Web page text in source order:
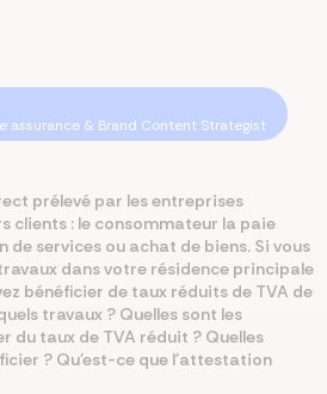
assurance & Brand Content Strategist
prélevé par les entreprises
clients : le consommateur la paie
de services ou achat de biens. Si vous
dans votre résidence principale
bénéficier de taux réduits de TVA de
travaux ? Quelles sont les
du taux de TVA réduit ? Quelles
? Qu'est-ce que l'attestation